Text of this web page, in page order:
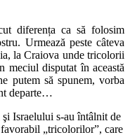
diferența ca să folosim
Urmează peste câteva
la Craiova unde tricolorii
meciul disputat în această
putem să spunem, vorba
departe…
Israelului s-au întâlnit de
„tricolorilor”, care